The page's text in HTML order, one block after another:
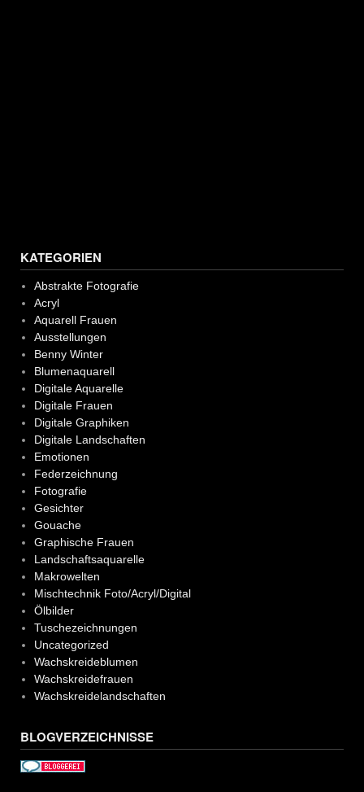
KATEGORIEN
Abstrakte Fotografie
Acryl
Aquarell Frauen
Ausstellungen
Benny Winter
Blumenaquarell
Digitale Aquarelle
Digitale Frauen
Digitale Graphiken
Digitale Landschaften
Emotionen
Federzeichnung
Fotografie
Gesichter
Gouache
Graphische Frauen
Landschaftsaquarelle
Makrowelten
Mischtechnik Foto/Acryl/Digital
Ölbilder
Tuschezeichnungen
Uncategorized
Wachskreideblumen
Wachskreidefrauen
Wachskreidelandschaften
BLOGVERZEICHNISSE